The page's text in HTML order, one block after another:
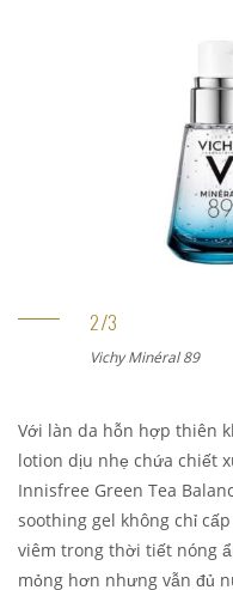
Vichy Minéral 89
Với làn da hỗn hợp thiên
lotion dịu nhẹ chứa chiết
Innisfree Green Tea
soothing gel không chỉ
viêm trong thời tiết nóng
mỏng hơn nhưng vẫn đủ